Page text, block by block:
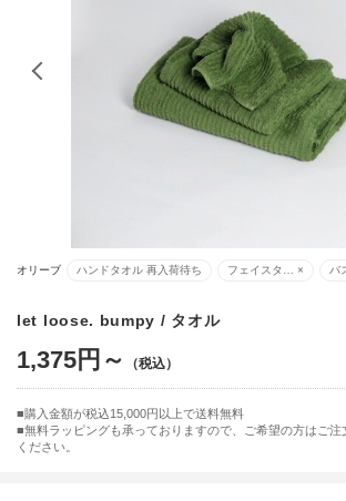
オリーブ ハンドタオル 再入荷待ち フェイスタ… × バ
let loose. bumpy / タオル
1,375円～
購入金額が税込15,000円以上で送料無料
無料ラッピングも承っておりますので、ご希望の方はご注
ください。